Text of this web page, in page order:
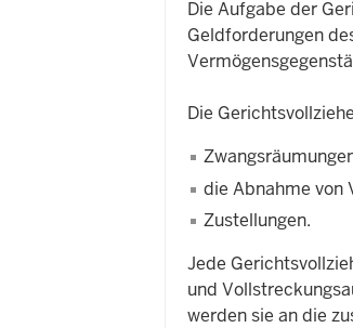
Die Aufgabe der
Geldforderungen
Die
die Abnahme von
Zustellungen.
Jede
und
werden sie an die